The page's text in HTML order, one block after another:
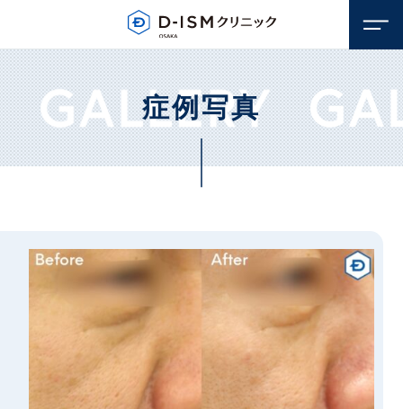
顔のお悩み
若返り・アンチエイジング
しみ・そばかす
毛穴
体のお悩み
若返り・アンチエイジング
医療脱毛
症例写真